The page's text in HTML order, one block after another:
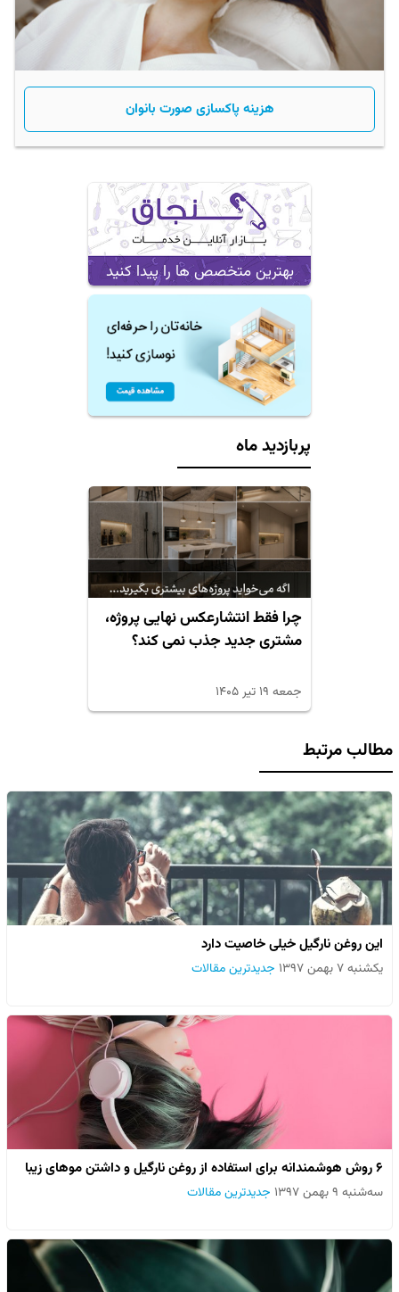
هزینه پاکسازی صورت بانوان
بهترین متخصص ها را پیدا کنید
پربازدید ماه
چرا فقط انتشارعکس نهایی پروژه،
مشتری جدید جذب نمی کند؟
جمعه ۱۹ تیر ۱۴۰۵
مطالب مرتبط
این روغن نارگیل خیلی خاصیت دارد
یکشنبه ۷ بهمن ۱۳۹۷ جدیدترین مقالات
6 روش هوشمندانه برای استفاده از روغن نارگیل و داشتن موهای زیبا
سه‌شنبه ۹ بهمن ۱۳۹۷ جدیدترین مقالات